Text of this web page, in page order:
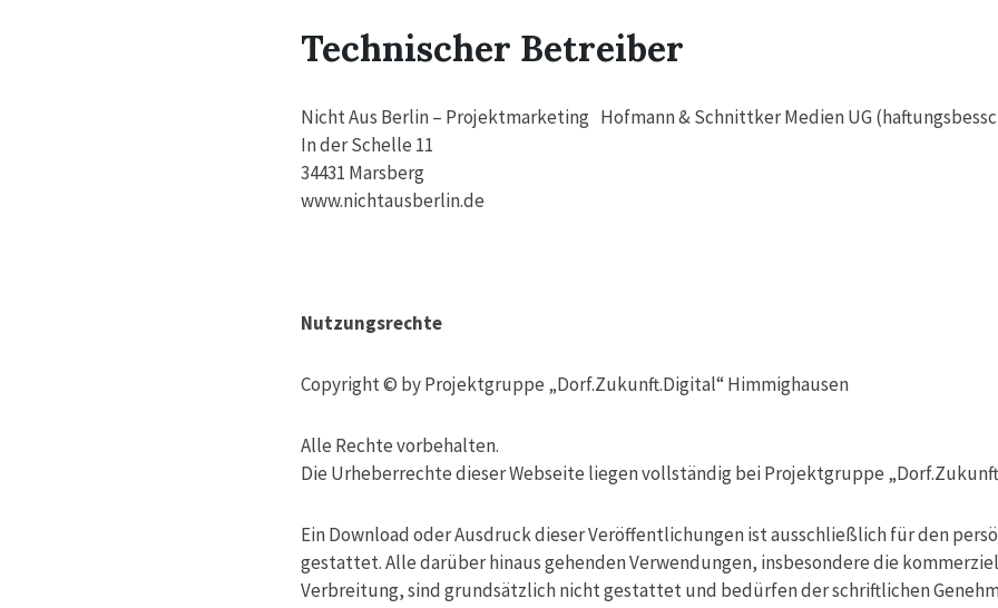
Technischer Betreiber
Nicht Aus Berlin – Projektmarketing Hofmann & Schnittker Medien UG
In der Schelle 11
34431 Marsberg
www.nichtausberlin.de
Nutzungsrechte
Copyright © by Projektgruppe „Dorf.Zukunft.Digital“ Himmighausen
Alle Rechte vorbehalten.
Die Urheberrechte dieser Webseite liegen vollständig bei Projektgruppe
Ein Download oder Ausdruck dieser Veröffentlichungen ist ausschließlich für den
gestattet. Alle darüber hinaus gehenden Verwendungen, insbesondere die
Verbreitung, sind grundsätzlich nicht gestattet und bedürfen der schriftlichen